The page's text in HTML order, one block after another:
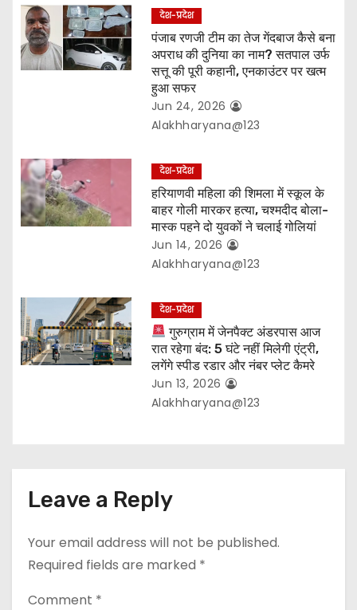
n
देश-प्रदेश
पंजाब रणजी टीम का तेज गेंदबाज कैसे बना
अपराध की दुनिया का नाम? सतपाल उर्फ
सत्तू की पूरी कहानी, एनकाउंटर पर खत्म
हुआ सफर
Jun 24, 2026
Alakhharyana@123
देश-प्रदेश
हरियाणवी महिला की शिमला में स्कूल के
बाहर गोली मारकर हत्या, चश्मदीद बोला-
मास्क पहने दो युवकों ने चलाई गोलियां
Jun 14, 2026
Alakhharyana@123
देश-प्रदेश
गुरुग्राम में जेनपैक्ट अंडरपास आज
रात रहेगा बंद: 5 घंटे नहीं मिलेगी एंट्री,
लगेंगे स्पीड रडार और नंबर प्लेट कैमरे
Jun 13, 2026
Alakhharyana@123
Leave a Reply
Your email address will not be published.
Required fields are marked *
Comment *